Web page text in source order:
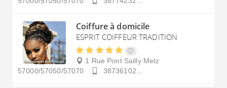
Coiffure à domicile
ESPRIT COIFFEUR TRADITION
1 Rue Pont Sailly Metz
57000/57050/57070
38736102...